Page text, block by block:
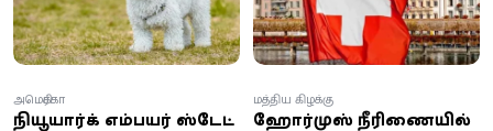
நியூயார்க் எம்பயர் ஸ்டேட்
அமெரிக்கா
ஹோர்முஸ் நீரிணையில்
மத்திய கிழக்கு